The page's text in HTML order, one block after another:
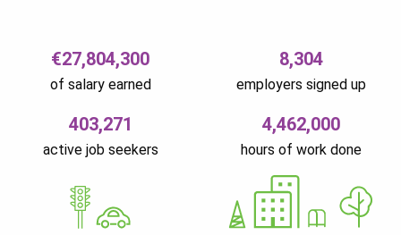
€27,804,300
of salary earned
8,304
employers signed up
403,271
active job seekers
4,462,000
hours of work done